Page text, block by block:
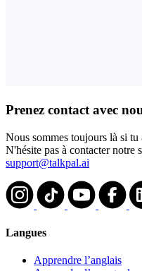
Prenez contact avec
Nous sommes toujours là si tu
N'hésite pas à contacter notre
support@talkpal.ai
Langues
Apprendre l’anglais